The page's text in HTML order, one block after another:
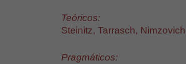
Teóricos:
Steinitz, Tarrasch,
Pragmáticos: